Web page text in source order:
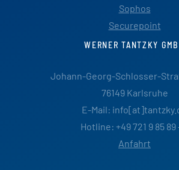
Sophos
Securepoint
WERNER TANTZKY
Johann-Georg-Schlosser-
76149 Karlsruhe
E-Mail:
Hotline: +49 721 9 85 89
Anfahrt